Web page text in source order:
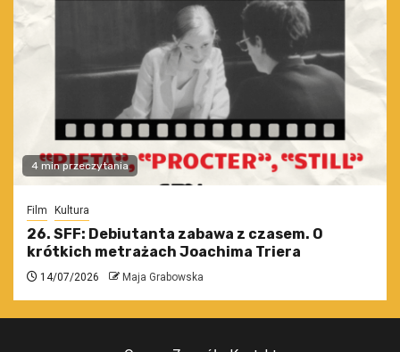
4 min przeczytania
Film Kultura
26. SFF: Debiutanta zabawa z czasem. O
krótkich metrażach Joachima Triera
14/07/2026 Maja Grabowska